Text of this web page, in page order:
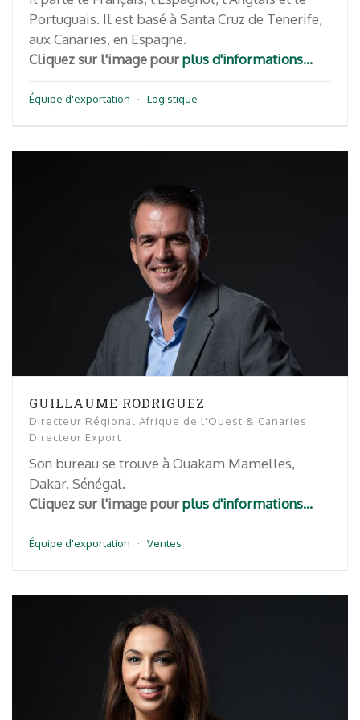
Portuguais. Il est basé à Santa Cruz de Tenerife,
aux Canaries, en Espagne.
Cliquez sur l'image pourplus d'informations...
Équipe d'exportation · Logistique
GUILLAUME RODRIGUEZ
Directeur Régional Afrique de l'Ouest & Canaries
Directeur Export
Son bureau se trouve à Ouakam Mamelles,
Dakar, Sénégal.
Cliquez sur l'image pourplus d'informations...
Équipe d'exportation · Ventes